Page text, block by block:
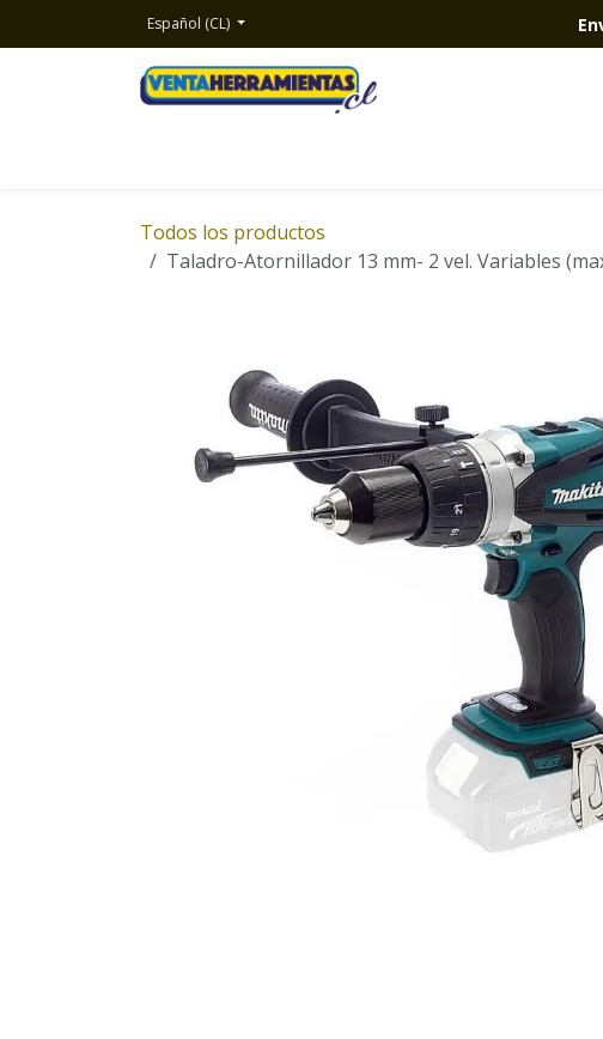
Español (CL)
Todos los productos
Taladro-Atornillador 13 mm- 2 vel. Variables